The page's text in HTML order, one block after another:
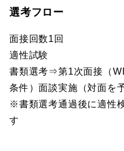
選考フロー
面接回数1回
適性試験
書類選考⇒第1次面接（
条件）面談実施（対面を
※書類選考通過後に適性
す